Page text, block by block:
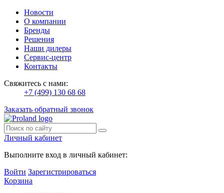
Новости
О компании
Бренды
Решения
Наши дилеры
Сервис-центр
Контакты
Свяжитесь с нами:
+7 (499) 130 68 68
Заказать обратный звонок
Личный кабинет
Выполните вход в личный кабинет:
Войти Зарегистрироваться
Корзина